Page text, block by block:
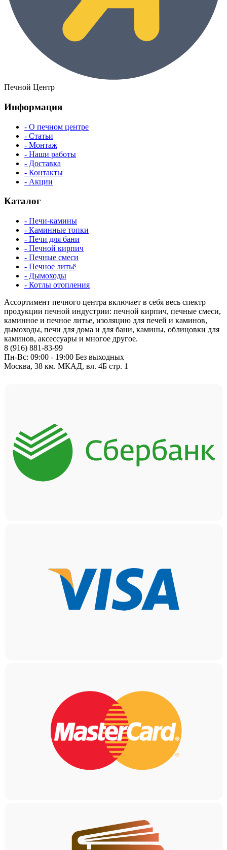
Печной Центр
Информация
- О печном центре
- Статьи
- Монтаж
- Наши работы
- Доставка
- Контакты
- Акции
Каталог
- Печи-камины
- Каминные топки
- Печи для бани
- Печной кирпич
- Печные смеси
- Печное литьё
- Дымоходы
- Котлы отопления
Ассортимент печного центра включает в себя весь спектр
продукции печной индустрии: печной кирпич, печные смеси,
каминное и печное литье, изоляцию для печей и каминов,
дымоходы, печи для дома и для бани, камины, облицовки для
каминов, аксессуары и многое другое.
8 (916) 881-83-99
Пн-Вс: 09:00 - 19:00 Без выходных
Москва, 38 км. МКАД, вл. 4Б стр. 1